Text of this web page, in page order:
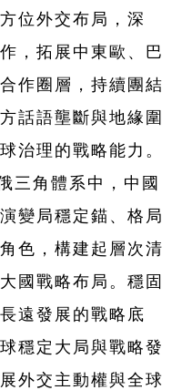
位外交布局，深
，拓展中東歐、巴
作圈層，持續團結
話語壟斷與地緣圍
治理的戰略能力。
三角體系中，中國
變局穩定錨、格局
色，構建起層次清
國戰略布局。穩固
遠發展的戰略底
穩定大局與戰略發
外交主動權與全球